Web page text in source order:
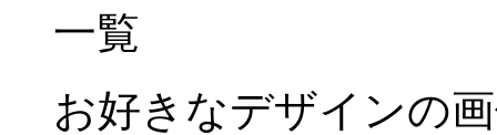
お好きなデザインの